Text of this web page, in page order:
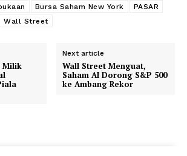
Bursa Saham New York
PASAR
Wall Street
Milik
Next article
Wall Street Menguat,
Saham AI Dorong S&P 500
ke Ambang Rekor